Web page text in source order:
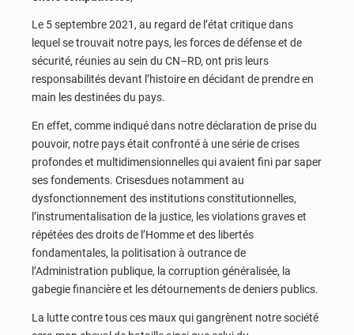
Le 5 septembre 2021, au regard de l’état critique dans
lequel se trouvait notre pays, les forces de défense et de
sécurité, réunies au sein du CN–RD, ont pris leurs
responsabilités devant l’histoire en décidant de prendre en
main les destinées du pays.
En effet, comme indiqué dans notre déclaration de prise du
pouvoir, notre pays était confronté à une série de crises
profondes et multidimensionnelles qui avaient fini par saper
ses fondements. Crisesdues notamment au
dysfonctionnement des institutions constitutionnelles,
l’instrumentalisation de la justice, les violations graves et
répétées des droits de l’Homme et des libertés
fondamentales, la politisation à outrance de
l’Administration publique, la corruption généralisée, la
gabegie financière et les détournements de deniers publics.
La lutte contre tous ces maux qui gangrènent notre société